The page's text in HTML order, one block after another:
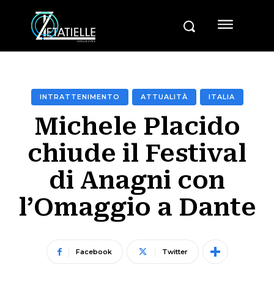
INTRATTENIMENTO ATTUALITÀ ITALIA
Michele Placido
chiude il Festival
di Anagni con
l’Omaggio a Dante
Facebook Twitter